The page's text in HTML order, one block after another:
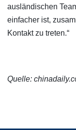
ausländischen
einfacher ist,
Kontakt zu treten.“
Quelle: